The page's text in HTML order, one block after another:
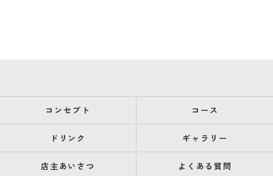
コンセプト コース
ドリンク ギャラリー
店主あいさつ よくある質問